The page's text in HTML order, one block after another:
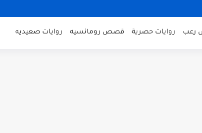
رعب روايات حصرية قصص رومانسيه روايات صعيديه